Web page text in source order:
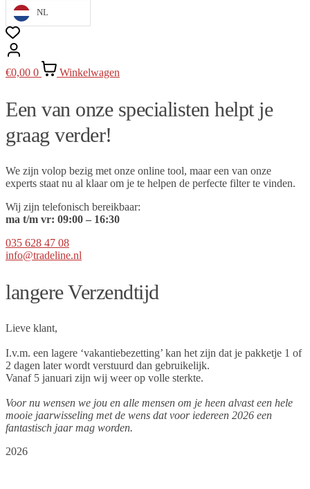
NL
€0,00 0 Winkelwagen
Een van onze specialisten helpt je
graag verder!
We zijn volop bezig met onze online tool, maar een van onze
experts staat nu al klaar om je te helpen de perfecte filter te vinden.
Wij zijn telefonisch bereikbaar:
ma t/m vr: 09:00 – 16:30
035 628 47 08
info@tradeline.nl
langere Verzendtijd
Lieve klant,
I.v.m. een lagere ‘vakantiebezetting’ kan het zijn dat je pakketje 1 of
2 dagen later wordt verstuurd dan gebruikelijk.
Vanaf 5 januari zijn wij weer op volle sterkte.
Voor nu wensen we jou en alle mensen om je heen alvast een hele
mooie jaarwisseling met de wens dat voor iedereen 2026 een
fantastisch jaar mag worden.
2026